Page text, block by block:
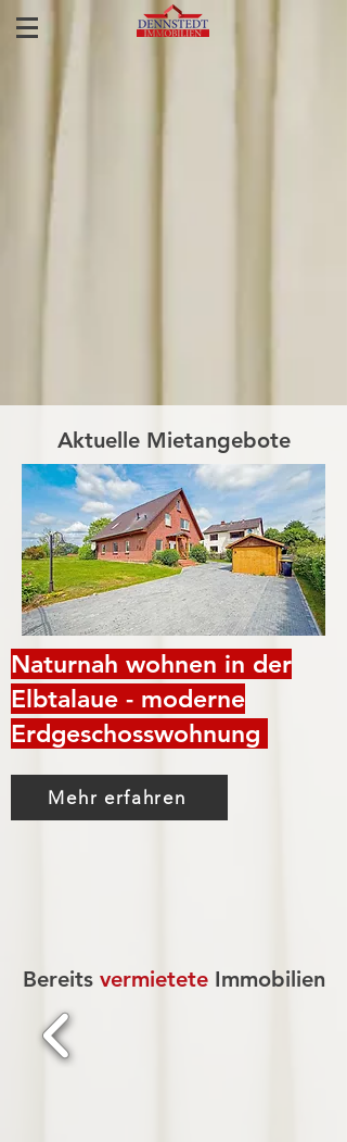
Aktuelle Mietangebote
Naturnah wohnen in der
Elbtalaue - moderne
Erdgeschosswohnung
Mehr erfahren
Bereits vermieteteImmobilien